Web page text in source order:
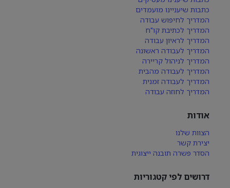
כתבות שיעניינו מועמדים
המדריך לחיפוש עבודה
המדריך לכתיבת קו"ח
המדריך לראיון עבודה
המדריך לעבודה ראשונה
המדריך לניהול קריירה
המדריך לעבודה מהבית
המדריך לעבודה זמנית
המדריך לחוזה עבודה
אודות
הצוות שלנו
יצירת קשר
הסדר פשרה תובנה ייצוגית
דרושים לפי קטגוריות